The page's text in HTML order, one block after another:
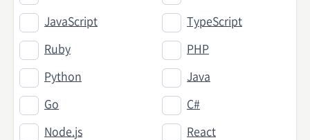
JavaScript TypeScript
Ruby PHP
Python Java
Go C#
Node.js React